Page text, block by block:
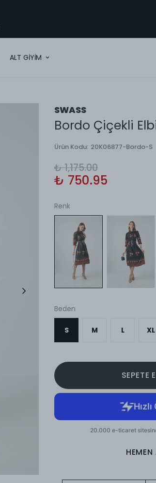
ALT GİYİM
SWASS
Bordo Çiçekli
Ürün Kodu: 20K06877-Bordo-S
₺ 1,175.00
₺ 750.95
Renk
Beden
S M L XL
SEPETE
HEMEN